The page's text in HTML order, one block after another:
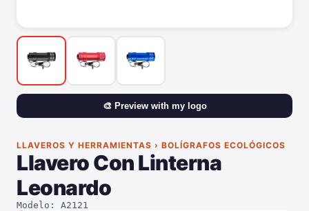
🎨 Preview with my logo
LLAVEROS Y HERRAMIENTAS › BOLÍGRAFOS ECOLÓGICOS
Llavero Con Linterna
Leonardo
Modelo: A2121